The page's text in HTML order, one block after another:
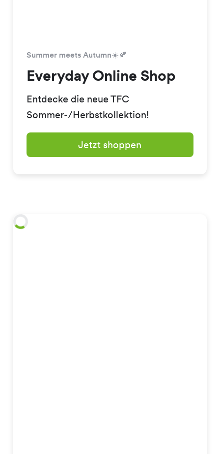
Summer meets Autumn☀️🍂
Everyday Online Shop
Entdecke die neue TFC
Sommer-/Herbstkollektion!
Jetzt shoppen